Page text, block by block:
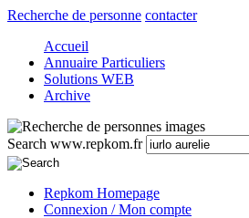
Recherche de personne contacter
Accueil
Annuaire Particuliers
Solutions WEB
Archive
Search www.repkom.fr
Repkom Homepage
Connexion / Mon compte